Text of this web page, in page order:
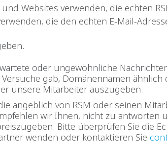
Websites verwenden, die echten
die den echten E-Mail-
oder ungewöhnliche
gab, Domänennamen
unsere Mitarbeiter auszugeben.
angeblich von RSM oder seinen
wir Ihnen, nicht zu antworten
Bitte überprüfen Sie die
wenden oder kontaktieren Sie